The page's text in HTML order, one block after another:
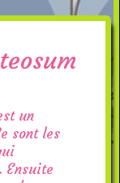
un
sont les
Ensuite